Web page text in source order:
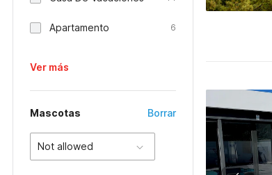
Apartamento 6
Ver más
Mascotas Borrar
Not allowed